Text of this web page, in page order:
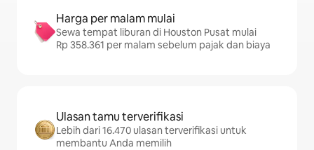
Harga per malam mulai
Sewa tempat liburan di Houston Pusat mulai
Rp 358.361 per malam sebelum pajak dan biaya
Ulasan tamu terverifikasi
Lebih dari 16.470 ulasan terverifikasi untuk
membantu Anda memilih